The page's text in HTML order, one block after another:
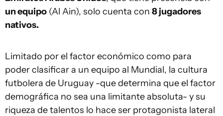
un equipo (Al Ain), solo cuenta con 8 jugadores
nativos.
Limitado por el factor económico como para
poder clasificar a un equipo al Mundial, la cultura
futbolera de Uruguay -que determina que el factor
demográfica no sea una limitante absoluta- y su
riqueza de talentos lo hace ser protagonista lateral